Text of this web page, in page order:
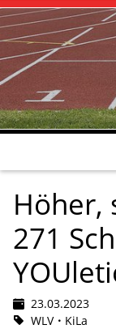
Höher,
271
23.03.2023
WLV
KiLa